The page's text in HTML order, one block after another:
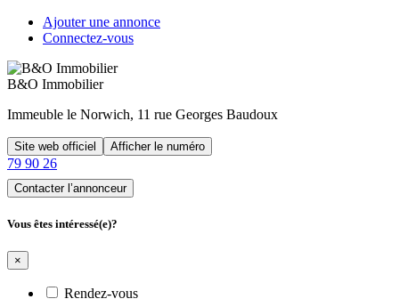
Ajouter une annonce
Connectez-vous
B&O Immobilier
Immeuble le Norwich, 11 rue Georges Baudoux
Site web officiel Afficher le numéro
79 90 26
Contacter l’annonceur
Vous êtes intéressé(e)?
×
Rendez-vous